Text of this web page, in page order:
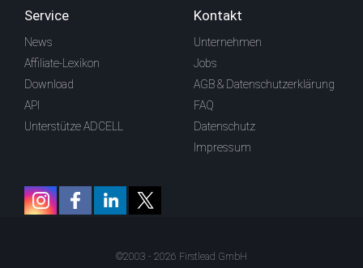
Service
News
Affiliate-Lexikon
Download
API
Unterstütze ADCELL
Kontakt
Unternehmen
Jobs
AGB & Datenschutzerklärung
FAQ
Datenschutz
Impressum
©2003 - 2026 Firstlead GmbH